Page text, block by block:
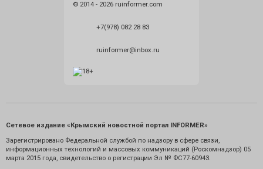
© 2014 - 2026 ruinformer.com
+7(978) 082 28 83
ruinformer@inbox.ru
Сетевое издание «Крымский новостной портал INFORMER»
Зарегистрировано Федеральной службой по надзору в сфере связи,
информационных технологий и массовых коммуникаций (Роскомнадзор) 05
марта 2015 года, свидетельство о регистрации Эл № ФС77-60943.